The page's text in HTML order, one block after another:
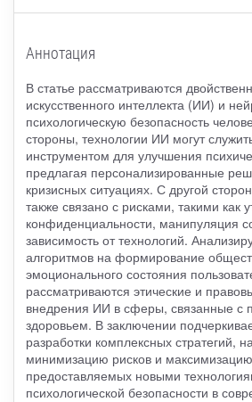
Аннотация
В статье рассматриваются
искусственного интеллекта (ИИ) и
психологическую безопасность
стороны, технологии ИИ могут
инструментом для улучшения
предлагая персонализированные
кризисных ситуациях. С другой
также связано с рисками, такими как
конфиденциальности, манипуляция
зависимость от технологий.
алгоритмов на формирование
эмоционального состояния
рассматриваются этические и
внедрения ИИ в сферы, связанные с
здоровьем. В заключении
разработки комплексных стратегий,
минимизацию рисков и
предоставляемых новыми
психологической безопасности в